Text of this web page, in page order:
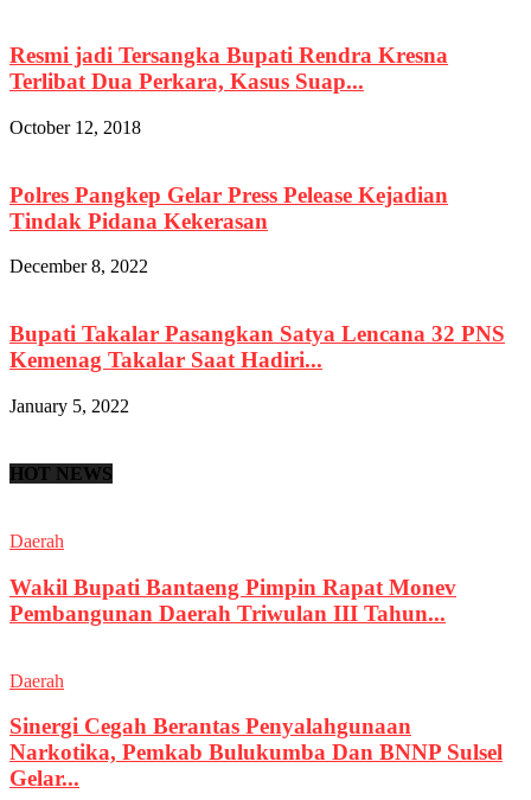
Resmi jadi Tersangka Bupati Rendra Kresna
Terlibat Dua Perkara, Kasus Suap...
October 12, 2018
Polres Pangkep Gelar Press Pelease Kejadian
Tindak Pidana Kekerasan
December 8, 2022
Bupati Takalar Pasangkan Satya Lencana 32 PNS
Kemenag Takalar Saat Hadiri...
January 5, 2022
HOT NEWS
Daerah
Wakil Bupati Bantaeng Pimpin Rapat Monev
Pembangunan Daerah Triwulan III Tahun...
Daerah
Sinergi Cegah Berantas Penyalahgunaan
Narkotika, Pemkab Bulukumba Dan BNNP Sulsel
Gelar...